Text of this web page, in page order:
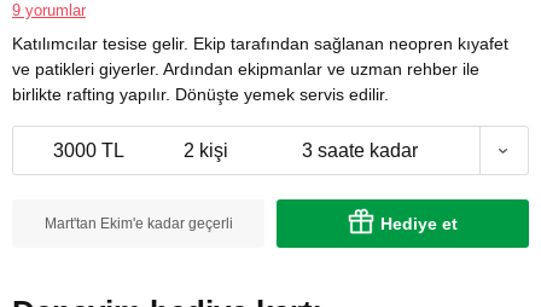
9 yorumlar
Katılımcılar tesise gelir. Ekip tarafından sağlanan neopren kıyafet
ve patikleri giyerler. Ardından ekipmanlar ve uzman rehber ile
birlikte rafting yapılır. Dönüşte yemek servis edilir.
3000 TL 2 kişi 3 saate kadar
Mart'tan Ekim'e kadar geçerli Hediye et